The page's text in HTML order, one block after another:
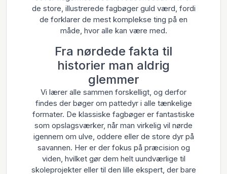
de store, illustrerede fagbøger guld værd, fordi
de forklarer de mest komplekse ting på en
måde, hvor alle kan være med.
Fra nørdede fakta til
historier man aldrig
glemmer
Vi lærer alle sammen forskelligt, og derfor
findes der bøger om pattedyr i alle tænkelige
formater. De klassiske fagbøger er fantastiske
som opslagsværker, når man virkelig vil nørde
igennem om ulve, oddere eller de store dyr på
savannen. Her er der fokus på præcision og
viden, hvilket gør dem helt uundværlige til
skoleprojekter eller til den lille ekspert, der bare